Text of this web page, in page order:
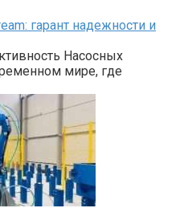
гарант надежности и
Насосных
мире, где